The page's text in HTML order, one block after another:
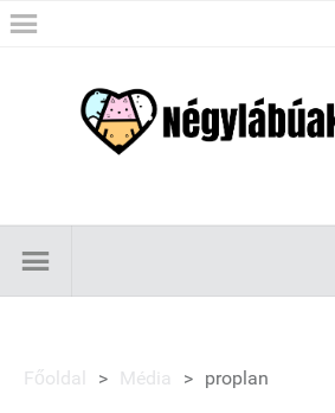
Főoldal > Média > proplan